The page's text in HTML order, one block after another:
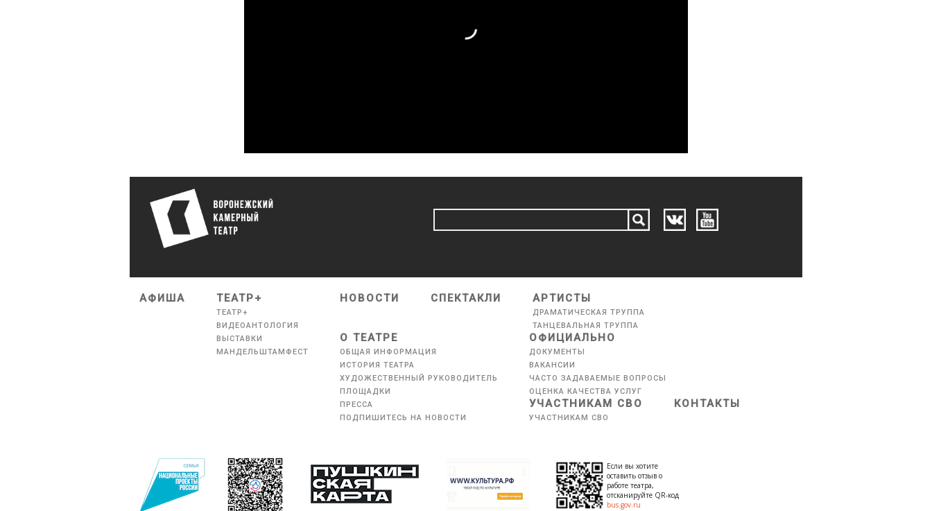
АФИША ТЕАТР+
ТЕАТР+
ВИДЕОАНТОЛОГИЯ
ВЫСТАВКИ
МАНДЕЛЬШТАМФЕСТ
НОВОСТИ СПЕКТАКЛИ АРТИСТЫ
ДРАМАТИЧЕСКАЯ ТРУППА
ТАНЦЕВАЛЬНАЯ ТРУППА
О ТЕАТРЕ
ОБЩАЯ ИНФОРМАЦИЯ
ИСТОРИЯ ТЕАТРА
ХУДОЖЕСТВЕННЫЙ РУКОВОДИТЕЛЬ
ПЛОЩАДКИ
ПРЕССА
ПОДПИШИТЕСЬ НА НОВОСТИ
ОФИЦИАЛЬНО
ДОКУМЕНТЫ
ВАКАНСИИ
ЧАСТО ЗАДАВАЕМЫЕ ВОПРОСЫ
ОЦЕНКА КАЧЕСТВА УСЛУГ
УЧАСТНИКАМ СВО
УЧАСТНИКАМ СВО
КОНТАКТЫ
Если вы хотите
оставить отзыв о
работе театра,
отсканируйте QR-код
bus.gov.ru